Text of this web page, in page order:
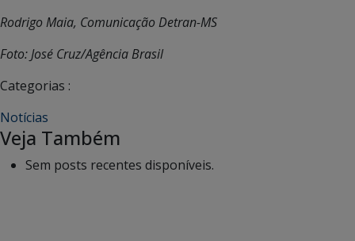
Rodrigo Maia, Comunicação Detran-MS
Foto: José Cruz/Agência Brasil
Categorias :
Notícias
Veja Também
Sem posts recentes disponíveis.